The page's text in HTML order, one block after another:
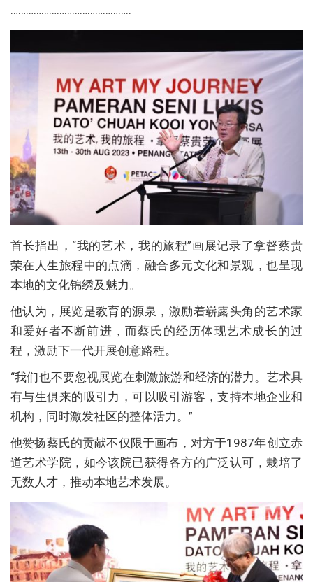
………………………………………..
首长指出，“我的艺术，我的旅程”画展记录了拿督蔡贵
荣在人生旅程中的点滴，融合多元文化和景观，也呈现
本地的文化锦绣及魅力。
他认为，展览是教育的源泉，激励着崭露头角的艺术家
和爱好者不断前进，而蔡氏的经历体现艺术成长的过
程，激励下一代开展创意路程。
“我们也不要忽视展览在刺激旅游和经济的潜力。艺术具
有与生俱来的吸引力，可以吸引游客，支持本地企业和
机构，同时激发社区的整体活力。”
他赞扬蔡氏的贡献不仅限于画布，对方于1987年创立赤
道艺术学院，如今该院已获得各方的广泛认可，栽培了
无数人才，推动本地艺术发展。